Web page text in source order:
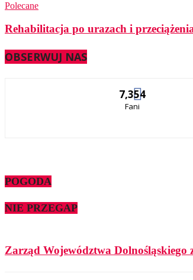
Polecane
Rehabilitacja po urazach i
OBSERWUJ NAS
7,354
Fani
POGODA
NIE PRZEGAP
Zarząd Województwa Dolnośląskiego